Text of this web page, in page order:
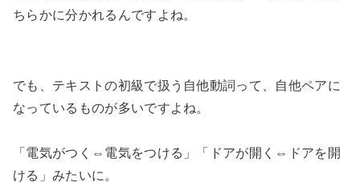
ちらかに分かれるんですよね。
でも、テキストの初級で扱う自他動詞って、自他ペアに
なっているものが多いですよね。
「電気がつく⇔電気をつける」「ドアが開く⇔ドアを開
ける」みたいに。